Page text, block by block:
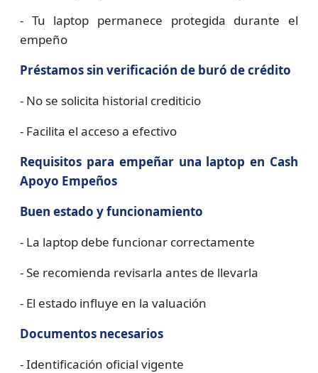
- Tu laptop permanece protegida durante el
empeño
Préstamos sin verificación de buró de crédito
- No se solicita historial crediticio
- Facilita el acceso a efectivo
Requisitos para empeñar una laptop en Cash
Apoyo Empeños
Buen estado y funcionamiento
- La laptop debe funcionar correctamente
- Se recomienda revisarla antes de llevarla
- El estado influye en la valuación
Documentos necesarios
- Identificación oficial vigente